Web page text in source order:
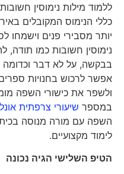
ללמוד מילות נימוסין
כללי הנימוס המקובלים
יותר מסבירי פנים וישמחו
נימוסין חשובות כמו תודה,
בבקשה, על לא דבר וכדומה
אפשר לרכוש בחנויות ספרים,
ולשפר את כישורי השפה
במספרשיעורי צרפתית אונליין
השפה עם מורה מנוסה בכיתה
לימוד מקצועיים.
הטיפ השלישי הגיה נכונה